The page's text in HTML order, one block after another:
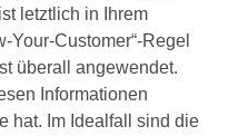
letztlich in Ihrem
Your-Customer“-Regel
überall angewendet.
Informationen
hat. Im Idealfall sind die